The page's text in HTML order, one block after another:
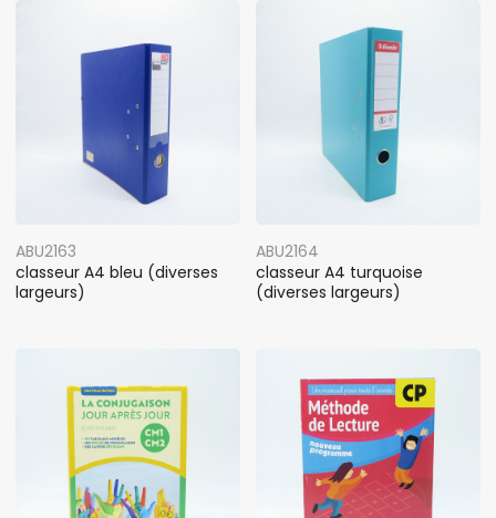
ABU2163
classeur A4 bleu (diverses
largeurs)
ABU2164
classeur A4 turquoise
(diverses largeurs)